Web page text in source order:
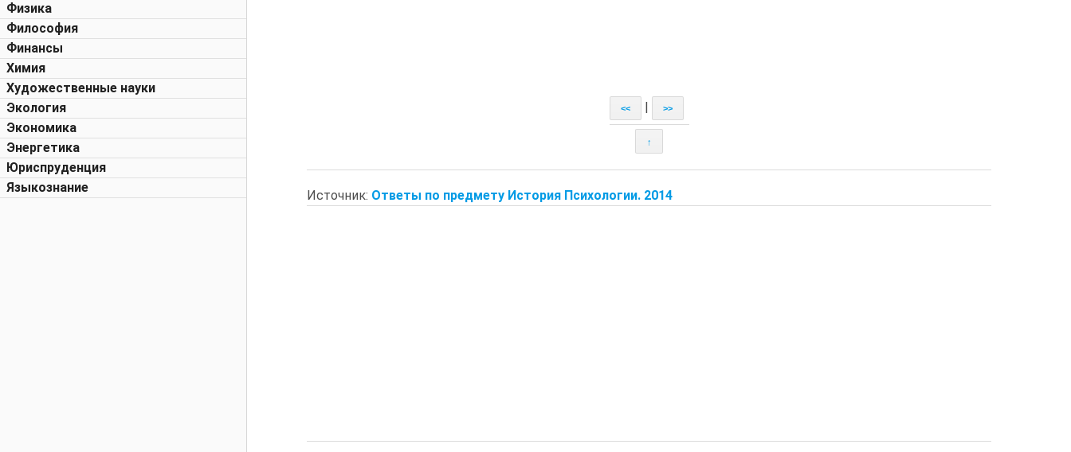
Физика
Философия
Финансы
Химия
Художественные науки
Экология
Экономика
Энергетика
Юриспруденция
Языкознание
<< >>
↑
Источник: Ответы по предмету История Психологии. 2014